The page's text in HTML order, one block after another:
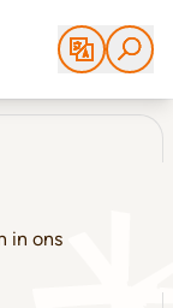
in ons